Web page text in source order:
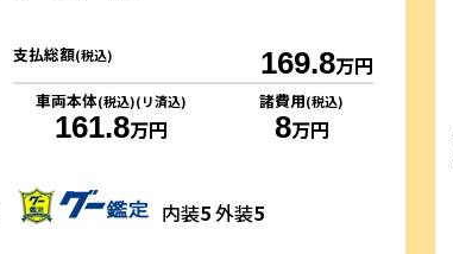
支払総額(税込) 169.8万円
車両本体(税込)(リ済込)
161.8万円
諸費用(税込)
8万円
内装5外装5